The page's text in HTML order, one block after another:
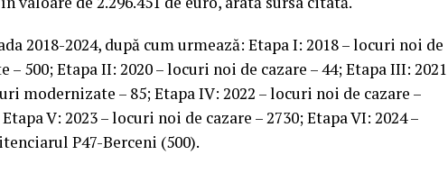
2018-2024, după cum urmează: Etapa I: 2018 – locuri noi de
500; Etapa II: 2020 – locuri noi de cazare – 44; Etapa III: 2021
modernizate – 85; Etapa IV: 2022 – locuri noi de cazare –
V: 2023 – locuri noi de cazare – 2730; Etapa VI: 2024 –
P47-Berceni (500).